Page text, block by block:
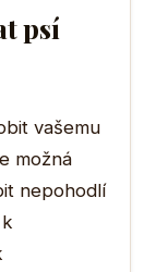
psí
vašemu
možná
nepohodlí